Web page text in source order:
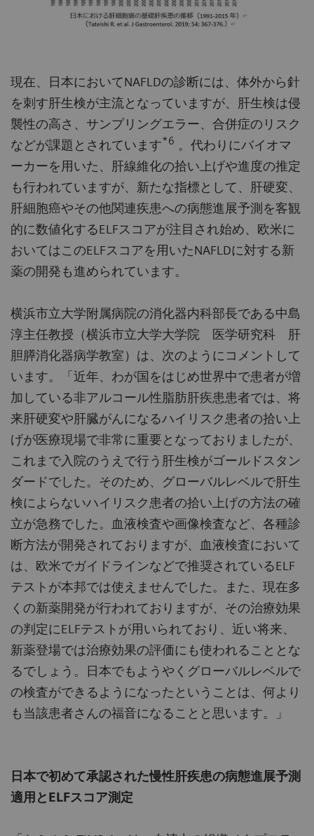
現在、日本においてNAFLDの診断には、体外から針
を刺す肝生検が主流となっていますが、肝生検は侵
襲性の高さ、サンプリングエラー、合併症のリスク
などが課題とされています*6 。代わりにバイオマ
ーカーを用いた、肝線維化の拾い上げや進度の推定
も行われていますが、新たな指標として、肝硬変、
肝細胞癌やその他関連疾患への病態進展予測を客観
的に数値化するELFスコアが注目され始め、欧米に
おいてはこのELFスコアを用いたNAFLDに対する新
薬の開発も進められています。
横浜市立大学附属病院の消化器内科部長である中島
淳主任教授（横浜市立大学大学院 医学研究科 肝
胆膵消化器病学教室）は、次のようにコメントして
います。「近年、わが国をはじめ世界中で患者が増
加している非アルコール性脂肪肝疾患患者では、将
来肝硬変や肝臓がんになるハイリスク患者の拾い上
げが医療現場で非常に重要となっておりましたが、
これまで入院のうえで行う肝生検がゴールドスタン
ダードでした。そのため、グローバルレベルで肝生
検によらないハイリスク患者の拾い上げの方法の確
立が急務でした。血液検査や画像検査など、各種診
断方法が開発されておりますが、血液検査において
は、欧米でガイドラインなどで推奨されているELF
テストが本邦では使えませんでした。また、現在多
くの新薬開発が行われておりますが、その治療効果
の判定にELFテストが用いられており、近い将来、
新薬登場では治療効果の評価にも使われることとな
るでしょう。日本でもようやくグローバルレベルで
の検査ができるようになったということは、何より
も当該患者さんの福音になることと思います。」
日本で初めて承認された慢性肝疾患の病態進展予測
適用とELFスコア測定